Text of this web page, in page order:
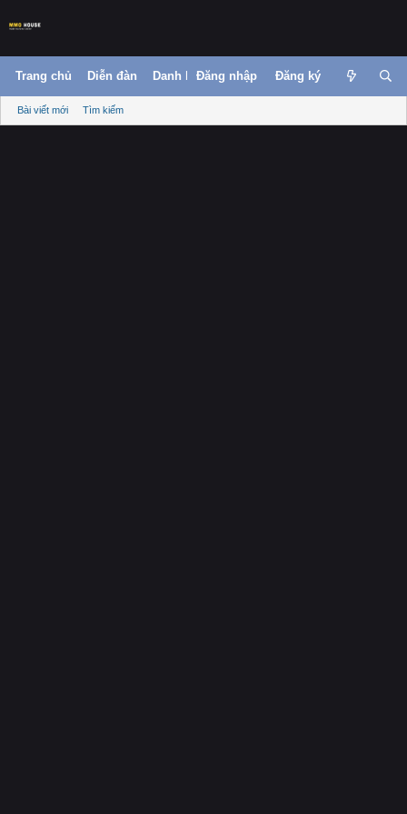
Trang chủ Diễn đàn Danh bạĐăng nhập Đăng ký
Bài viết mới Tìm kiếm